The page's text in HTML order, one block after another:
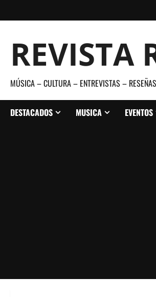
al
REVISTA
MÚSICA – CULTURA – ENTREVISTAS –
DESTACADOS MUSICA EVENTOS